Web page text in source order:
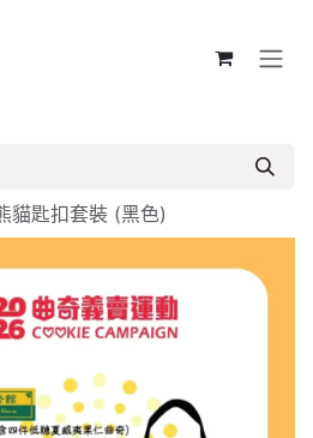
貓匙扣套裝 (黑色)